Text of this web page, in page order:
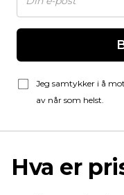
Jeg samtykker i å
av når som helst.
Hva er